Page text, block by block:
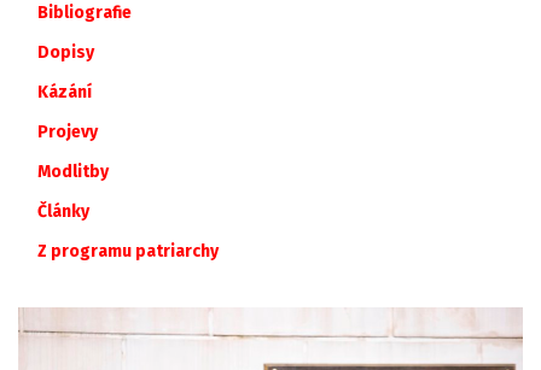
Bibliografie
Dopisy
Kázání
Projevy
Modlitby
Články
Z programu patriarchy